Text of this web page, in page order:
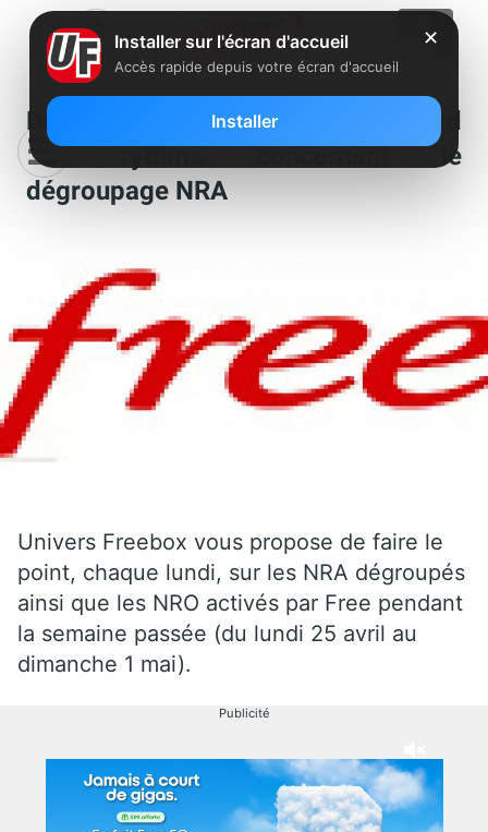
Déploiement réseau fixe : Free perd
son rythme concernant le
dégroupage NRA
Univers Freebox vous propose de faire le
point, chaque lundi, sur les NRA dégroupés
ainsi que les NRO activés par Free pendant
la semaine passée (du lundi 25 avril au
dimanche 1 mai).
Publicité
✕
Installer sur l'écran d'accueil
Accès rapide depuis votre écran d'accueil
Installer